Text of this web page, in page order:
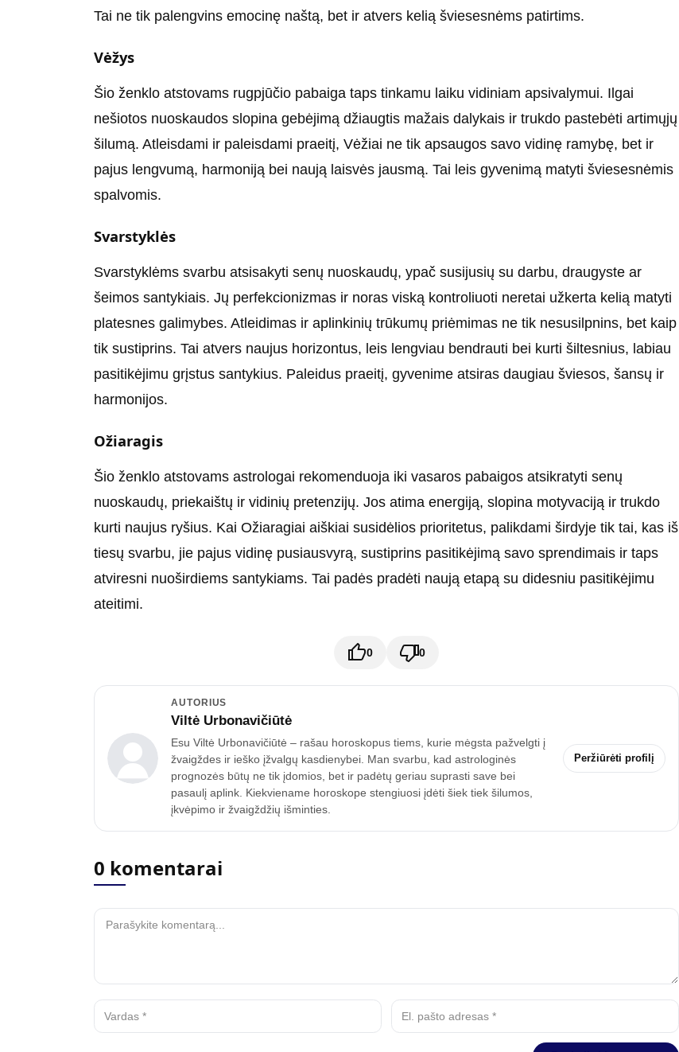
Tai ne tik palengvins emocinę naštą, bet ir atvers kelią šviesesnėms patirtims.
Vėžys
Šio ženklo atstovams rugpjūčio pabaiga taps tinkamu laiku vidiniam apsivalymui. Ilgai
nešiotos nuoskaudos slopina gebėjimą džiaugtis mažais dalykais ir trukdo pastebėti artimųjų
šilumą. Atleisdami ir paleisdami praeitį, Vėžiai ne tik apsaugos savo vidinę ramybę, bet ir
pajus lengvumą, harmoniją bei naują laisvės jausmą. Tai leis gyvenimą matyti šviesesnėmis
spalvomis.
Svarstyklės
Svarstyklėms svarbu atsisakyti senų nuoskaudų, ypač susijusių su darbu, draugyste ar
šeimos santykiais. Jų perfekcionizmas ir noras viską kontroliuoti neretai užkerta kelią matyti
platesnes galimybes. Atleidimas ir aplinkinių trūkumų priėmimas ne tik nesusilpnins, bet kaip
tik sustiprins. Tai atvers naujus horizontus, leis lengviau bendrauti bei kurti šiltesnius, labiau
pasitikėjimu grįstus santykius. Paleidus praeitį, gyvenime atsiras daugiau šviesos, šansų ir
harmonijos.
Ožiaragis
Šio ženklo atstovams astrologai rekomenduoja iki vasaros pabaigos atsikratyti senų
nuoskaudų, priekaištų ir vidinių pretenzijų. Jos atima energiją, slopina motyvaciją ir trukdo
kurti naujus ryšius. Kai Ožiaragiai aiškiai susidėlios prioritetus, palikdami širdyje tik tai, kas iš
tiesų svarbu, jie pajus vidinę pusiausvyrą, sustiprins pasitikėjimą savo sprendimais ir taps
atviresni nuoširdiems santykiams. Tai padės pradėti naują etapą su didesniu pasitikėjimu
ateitimi.
0 0
AUTORIUS
Viltė Urbonavičiūtė
Esu Viltė Urbonavičiūtė – rašau horoskopus tiems, kurie mėgsta pažvelgti į
žvaigždes ir ieško įžvalgų kasdienybei. Man svarbu, kad astrologinės
prognozės būtų ne tik įdomios, bet ir padėtų geriau suprasti save bei
pasaulį aplink. Kiekviename horoskope stengiuosi įdėti šiek tiek šilumos,
įkvėpimo ir žvaigždžių išminties.
Peržiūrėti profilį
0 komentarai